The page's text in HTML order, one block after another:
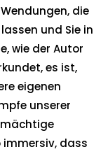
die
und Sie in
wie der Autor
es ist,
eigenen
unserer
mächtige
immersiv, dass